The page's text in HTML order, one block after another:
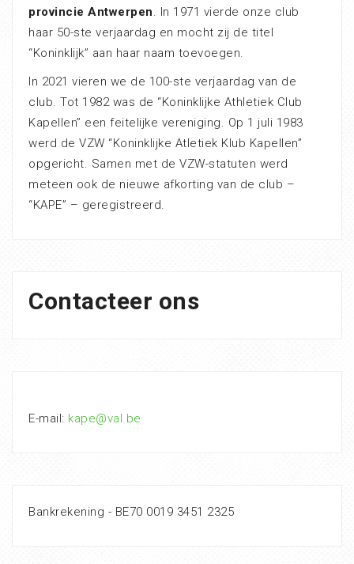
provincie Antwerpen. In 1971 vierde onze club
haar 50-ste verjaardag en mocht zij de titel
“Koninklijk” aan haar naam toevoegen.
In 2021 vieren we de 100-ste verjaardag van de
club. Tot 1982 was de “Koninklijke Athletiek Club
Kapellen” een feitelijke vereniging. Op 1 juli 1983
werd de VZW “Koninklijke Atletiek Klub Kapellen”
opgericht. Samen met de VZW-statuten werd
meteen ook de nieuwe afkorting van de club –
“KAPE” – geregistreerd.
Contacteer ons
E-mail: kape@val.be
Bankrekening - BE70 0019 3451 2325